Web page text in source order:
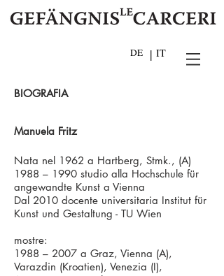
DE | IT
BIOGRAFIA
Manuela Fritz
Nata nel 1962 a Hartberg, Stmk., (A)
1988 – 1990 studio alla Hochschule für
angewandte Kunst a Vienna
Dal 2010 docente universitaria Institut für
Kunst und Gestaltung - TU Wien
mostre:
1988 – 2007 a Graz, Vienna (A),
Varazdin (Kroatien), Venezia (I),